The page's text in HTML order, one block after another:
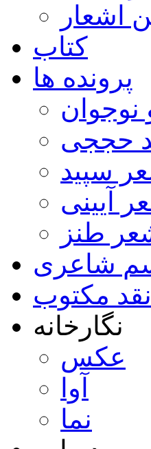
اشعار
کتاب
پرونده ها
حججی
سپید
آیینی
طنز
شاعری
نقد مکتوب
نگارخانه
عکس
آوا
نما